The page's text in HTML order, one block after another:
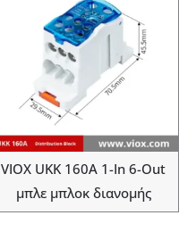
VIOX UKK 160A 1-In 6-Out
μπλε μπλοκ διανομής